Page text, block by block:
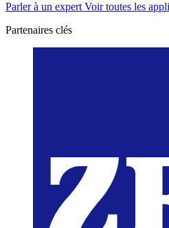
Parler à un expert Voir toutes les
Partenaires clés